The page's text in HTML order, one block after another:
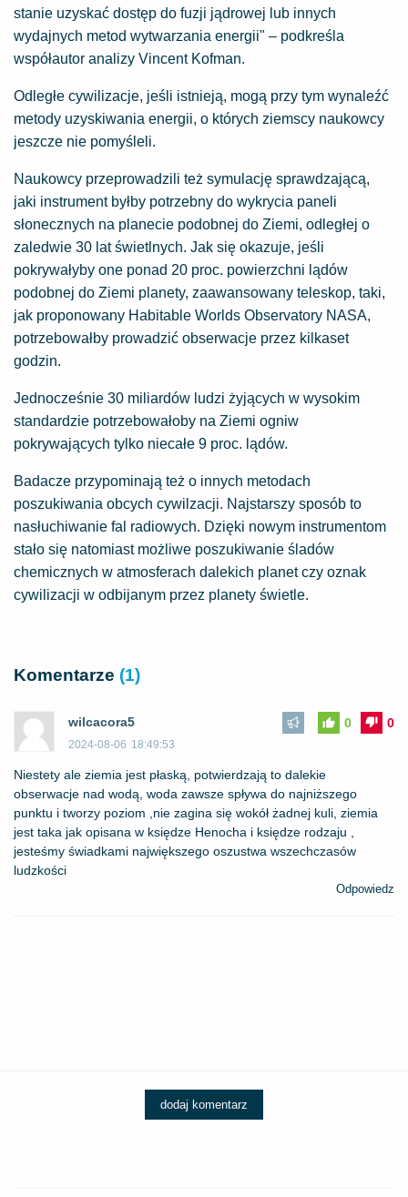
stanie uzyskać dostęp do fuzji jądrowej lub innych
wydajnych metod wytwarzania energii" – podkreśla
współautor analizy Vincent Kofman.
Odległe cywilizacje, jeśli istnieją, mogą przy tym wynaleźć
metody uzyskiwania energii, o których ziemscy naukowcy
jeszcze nie pomyśleli.
Naukowcy przeprowadzili też symulację sprawdzającą,
jaki instrument byłby potrzebny do wykrycia paneli
słonecznych na planecie podobnej do Ziemi, odległej o
zaledwie 30 lat świetlnych. Jak się okazuje, jeśli
pokrywałyby one ponad 20 proc. powierzchni lądów
podobnej do Ziemi planety, zaawansowany teleskop, taki,
jak proponowany Habitable Worlds Observatory NASA,
potrzebowałby prowadzić obserwacje przez kilkaset
godzin.
Jednocześnie 30 miliardów ludzi żyjących w wysokim
standardzie potrzebowałoby na Ziemi ogniw
pokrywających tylko niecałe 9 proc. lądów.
Badacze przypominają też o innych metodach
poszukiwania obcych cywilzacji. Najstarszy sposób to
nasłuchiwanie fal radiowych. Dzięki nowym instrumentom
stało się natomiast możliwe poszukiwanie śladów
chemicznych w atmosferach dalekich planet czy oznak
cywilizacji w odbijanym przez planety świetle.
Komentarze (1)
wilcacora5
2024-08-06 18:49:53
0
0
Niestety ale ziemia jest płaską, potwierdzają to dalekie
obserwacje nad wodą, woda zawsze spływa do najniższego
punktu i tworzy poziom ,nie zagina się wokół żadnej kuli, ziemia
jest taka jak opisana w księdze Henocha i księdze rodzaju ,
jesteśmy świadkami największego oszustwa wszechczasów
ludzkości
Odpowiedz
dodaj komentarz